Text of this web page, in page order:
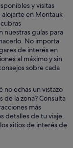
y visitas
en Montauk
nuestras guías para
No importa
de interés en
al máximo y sin
sobre cada
no echas un vistazo
de la zona? Consulta
más
detalles de tu viaje.
sitios de interés de